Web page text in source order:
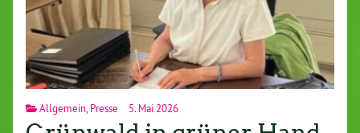
Allgemein,Presse 5. Mai 2026